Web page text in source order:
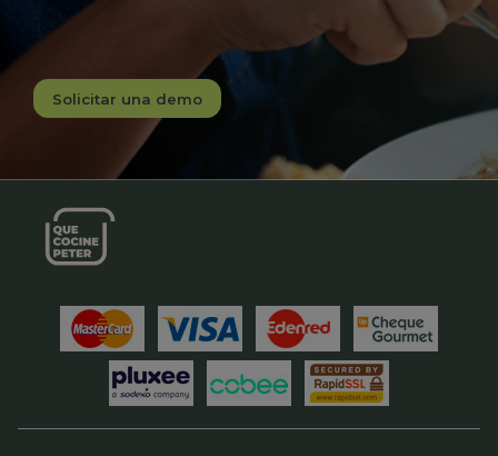
Solicitar una demo